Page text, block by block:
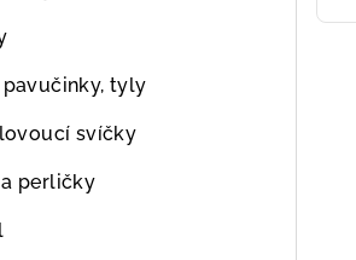
pavučinky, tyly
svíčky
perličky